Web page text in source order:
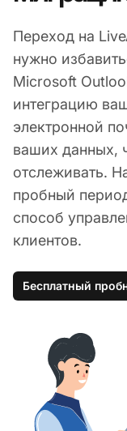
Переход на
нужно
Microsoft
интеграцию
электронной
ваших данных,
отслеживать.
пробный
способ
клиентов.
Бесплатный